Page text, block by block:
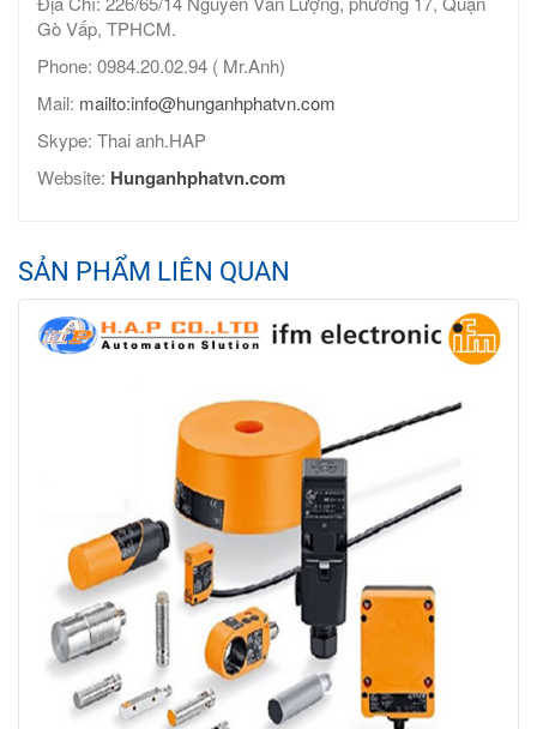
Gò Vấp, TPHCM.
Phone: 0984.20.02.94 ( Mr.Anh)
Mail: mailto:info@hunganhphatvn.com
Skype: Thai anh.HAP
Website: Hunganhphatvn.com
SẢN PHẨM LIÊN QUAN